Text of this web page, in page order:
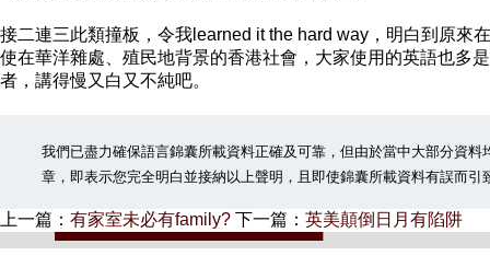
接二連三此類撞板，令我learned it the hard way，明白到原來
使在華洋雜處、殖民地背景的香港社會，大家使用的英語也多
者，講得慢又白又不純吧。
我們已盡力確保語言錦囊所載資料正確及可靠，但由於當中大部分資
章，即表示您完全明白並接納以上聲明，且即使錦囊所載資料有誤而
上一篇： 有家室未必有family? 下一篇： 英美顛倒日月有陷阱